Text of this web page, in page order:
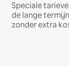
Speciale
de lange
zonder extra